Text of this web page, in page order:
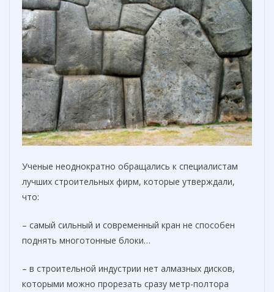
Ученые неоднократно обращались к специалистам
лучших строительных фирм, которые утверждали,
что:
– самый сильный и современный кран не способен
поднять многотонные блоки…
– в строительной индустрии нет алмазных дисков,
которыми можно прорезать сразу метр-полтора